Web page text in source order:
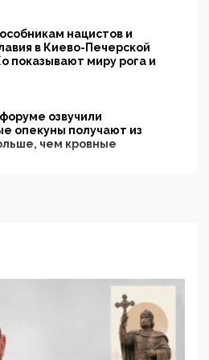
нацистов и
в Киево-Печерской
показывают миру рога и
озвучили
опекуны получают из
чем кровные
в России, но
определять
граждан: Минцифры намерено